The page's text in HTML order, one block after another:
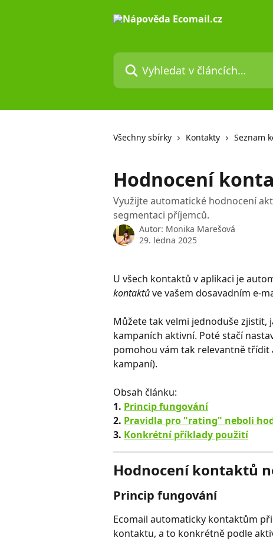
Vyhledat v článcích…
Všechny sbírky Kontakty Seznam
Hodnocení
Využijte automatické hodnocení
segmentaci příjemců.
Autor: Monika Marešová
29. ledna 2025
U všech kontaktů v aplikaci je
kontaktů ve vašem dosavadním e-
Můžete tak velmi jednoduše zjistit,
kampaních aktivní. Poté stačí
pomohou vám tak relevantně třídit
kampaní).
Obsah článku:
1. Princip fungování
2. Pravidla pro "rating" neboli
3. Konkrétní příklady použití
Hodnocení kontaktů
Princip fungování
Ecomail automaticky kontaktům
kontaktu, a to konkrétně podle